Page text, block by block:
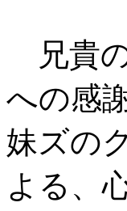
兄貴
への感
妹ズの
よる、